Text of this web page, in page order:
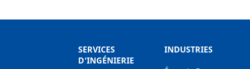
SERVICES
D’INGÉNIERIE
INDUSTRIES